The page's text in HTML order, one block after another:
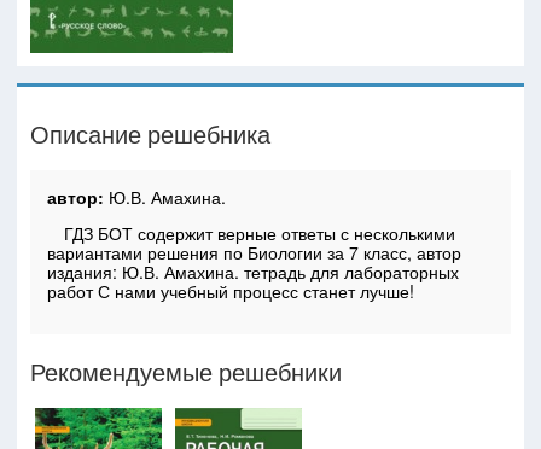
Описание решебника
автор: Ю.В. Амахина.
ГДЗ БОТ содержит верные ответы с несколькими
вариантами решения по Биологии за 7 класс, автор
издания: Ю.В. Амахина. тетрадь для лабораторных
работ С нами учебный процесс станет лучше!
Рекомендуемые решебники